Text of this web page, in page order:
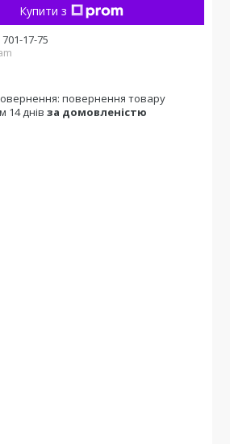
Купити з
17-75
повернення товару
14 днів за домовленістю